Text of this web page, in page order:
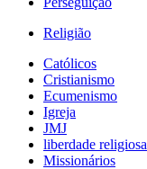
Religião
Católicos
Cristianismo
Ecumenismo
Igreja
JMJ
liberdade religiosa
Missionários